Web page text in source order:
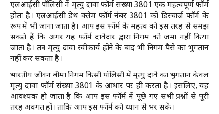
एलआईसी पॉलिसी में मृत्यु दावा फॉर्म संख्या 3801 एक महत्वपूर्ण फॉर्म
होता है। एलआईसी डेथ क्लेम फॉर्म नंबर 3801 को डिस्चार्ज फॉर्म के
रूप में भी जाना जाता है। आप इस फॉर्म के महत्व को इस तरह से समझ
सकते हैं कि अगर यह फॉर्म दावेदार द्वारा निगम को जमा नहीं किया
जाता है। तब मृत्यु दावा स्वीकार्य होने के बाद भी निगम पैसे का भुगतान
नहीं कर सकता है।
भारतीय जीवन बीमा निगम किसी पॉलिसी में मृत्यु दावे का भुगतान केवल
मृत्यु दावा फॉर्म संख्या 3801 के आधार पर ही करता है। इसलिए, यह
आवश्यक हो जाता है कि आप इस फॉर्म में पूछे गए सभी प्रश्नों से पूरी
तरह अवगत हों। ताकि आप इस फॉर्म को ध्यान से भर सकें।